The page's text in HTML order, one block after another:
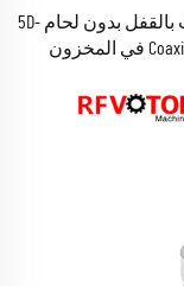
مصنع توريد نوع N ذكر مقبس مستقيم التثبيت بالقفل بدون لحام 5D-